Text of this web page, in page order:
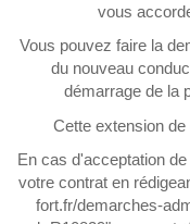
vous
Vous pouvez faire la
du nouveau
démarrage de la
Cette extension
En cas d'acceptation
votre contrat en
fort.fr/demarches-